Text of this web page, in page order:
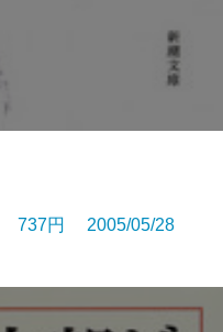
737円 2005/05/28